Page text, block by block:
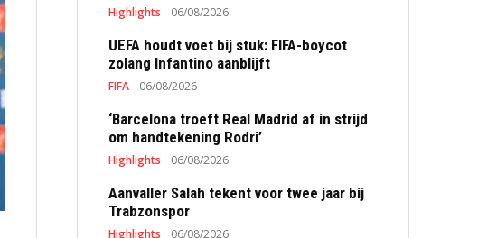
Highlights 06/08/2026
UEFA houdt voet bij stuk: FIFA-boycot
zolang Infantino aanblijft
FIFA 06/08/2026
‘Barcelona troeft Real Madrid af in strijd
om handtekening Rodri’
Highlights 06/08/2026
Aanvaller Salah tekent voor twee jaar bij
Trabzonspor
Highlights 06/08/2026